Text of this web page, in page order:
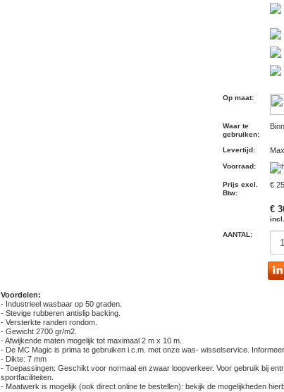
Op maat:
Waar te
gebruiken:
Levertijd :
Voorraad :
Prijs excl.
Btw:
€
€
AANTAL:
Voordelen:
- Industrieel wasbaar op 50 graden.
- Stevige rubberen antislip backing.
- Versterkte randen rondom.
- Gewicht 2700 gr/m2.
- Afwijkende maten mogelijk tot maximaal 2 m x 10 m.
- De MC Magic is prima te gebruiken i.c.m. met onze was- wisselservice.
- Dikte: 7 mm
- Toepassingen: Geschikt voor normaal en zwaar loopverkeer. Voor gebruik bij
sportfaciliteiten.
- Maatwerk is mogelijk (ook direct online te bestellen): bekijk de mogelijkheden